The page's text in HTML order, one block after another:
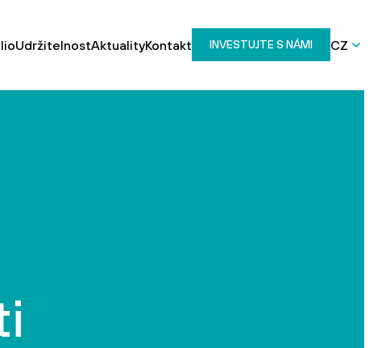
UdržitelnostAktualityKontakt INVESTUJTE S NÁMI CZ